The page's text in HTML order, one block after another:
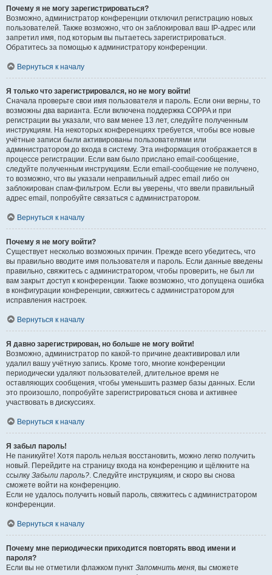
Почему я не могу зарегистрироваться?
Возможно, администратор конференции отключил регистрацию новых
пользователей. Также возможно, что он заблокировал ваш IP-адрес или
запретил имя, под которым вы пытаетесь зарегистрироваться.
Обратитесь за помощью к администратору конференции.
Вернуться к началу
Я только что зарегистрировался, но не могу войти!
Сначала проверьте свои имя пользователя и пароль. Если они верны, то
возможны два варианта. Если включена поддержка COPPA и при
регистрации вы указали, что вам менее 13 лет, следуйте полученным
инструкциям. На некоторых конференциях требуется, чтобы все новые
учётные записи были активированы пользователями или
администратором до входа в систему. Эта информация отображается в
процессе регистрации. Если вам было прислано email-сообщение,
следуйте полученным инструкциям. Если email-сообщение не получено,
то возможно, что вы указали неправильный адрес email либо он
заблокирован спам-фильтром. Если вы уверены, что ввели правильный
адрес email, попробуйте связаться с администратором.
Вернуться к началу
Почему я не могу войти?
Существует несколько возможных причин. Прежде всего убедитесь, что
вы правильно вводите имя пользователя и пароль. Если данные введены
правильно, свяжитесь с администратором, чтобы проверить, не был ли
вам закрыт доступ к конференции. Также возможно, что допущена ошибка
в конфигурации конференции, свяжитесь с администратором для
исправления настроек.
Вернуться к началу
Я давно зарегистрирован, но больше не могу войти!
Возможно, администратор по какой-то причине деактивировал или
удалил вашу учётную запись. Кроме того, многие конференции
периодически удаляют пользователей, длительное время не
оставляющих сообщения, чтобы уменьшить размер базы данных. Если
это произошло, попробуйте зарегистрироваться снова и активнее
участвовать в дискуссиях.
Вернуться к началу
Я забыл пароль!
Не паникуйте! Хотя пароль нельзя восстановить, можно легко получить
новый. Перейдите на страницу входа на конференцию и щёлкните на
ссылку Забыли пароль?. Следуйте инструкциям, и скоро вы снова
сможете войти на конференцию.
Если не удалось получить новый пароль, свяжитесь с администратором
конференции.
Вернуться к началу
Почему мне периодически приходится повторять ввод имени и
пароля?
Если вы не отметили флажком пункт Запомнить меня, вы сможете